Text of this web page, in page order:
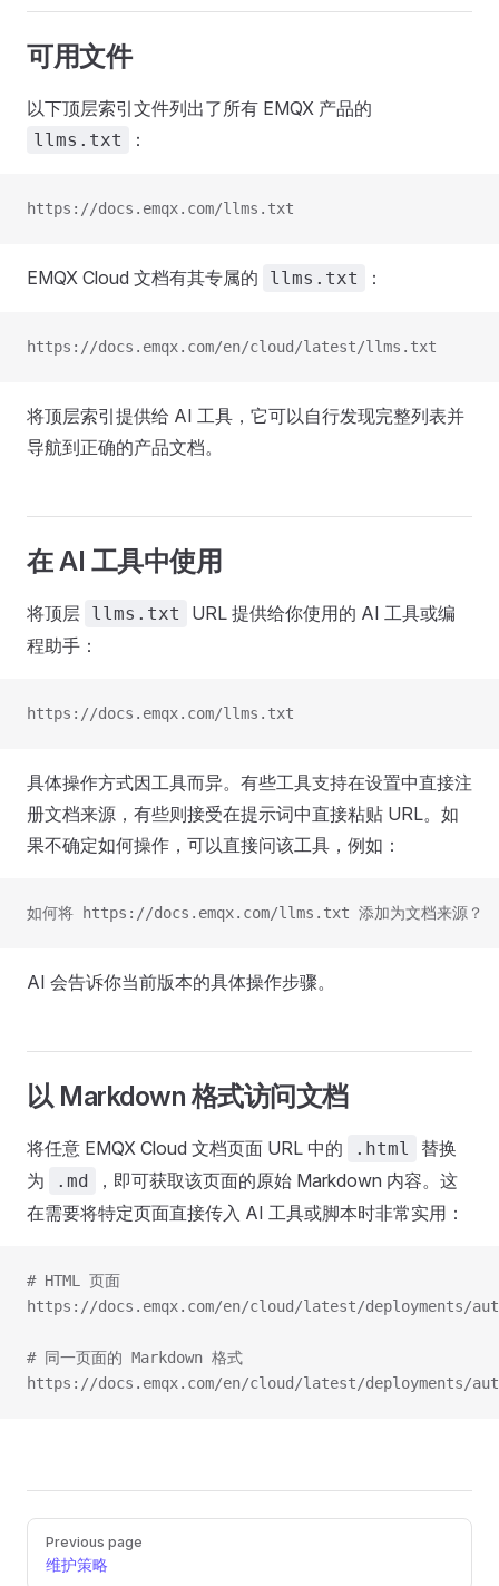
可用文件
以下顶层索引文件列出了所有 EMQX 产品的
llms.txt ：
https://docs.emqx.com/llms.txt
EMQX Cloud 文档有其专属的 llms.txt ：
https://docs.emqx.com/en/cloud/latest/llms.txt
将顶层索引提供给 AI 工具，它可以自行发现完整列表并
导航到正确的产品文档。
在 AI 工具中使用
将顶层 llms.txt
URL 提供给你使用的 AI 工具或编
程助手：
https://docs.emqx.com/llms.txt
具体操作方式因工具而异。有些工具支持在设置中直接注
册文档来源，有些则接受在提示词中直接粘贴 URL。如
果不确定如何操作，可以直接问该工具，例如：
如何将 https://docs.emqx.com/llms.txt 添加为文档来源？
AI 会告诉你当前版本的具体操作步骤。
以 Markdown 格式访问文档
将任意 EMQX Cloud 文档页面 URL 中的 .html
替换
为
.md
，即可获取该页面的原始 Markdown 内容。这
在需要将特定页面直接传入 AI 工具或脚本时非常实用：
# HTML 页面
https://docs.emqx.com/en/cloud/latest/deployments/
# 同一页面的 Markdown 格式
https://docs.emqx.com/en/cloud/latest/deployments/
Pager
Previous page
维护策略